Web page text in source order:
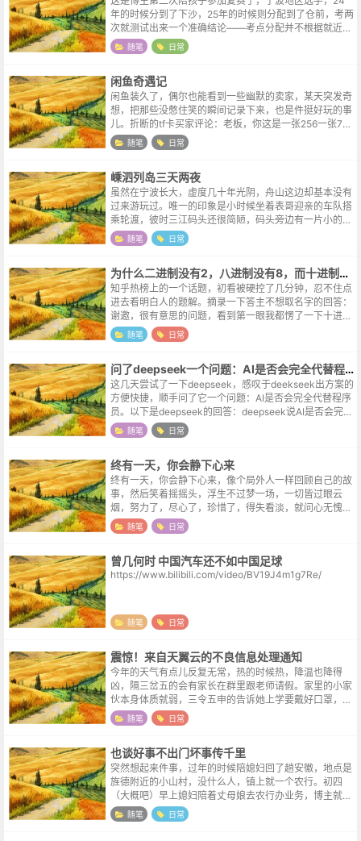
年的时候分到了下沙，25年的时候则分配到了仓前，考两
次就测试出来一个准确结论——考点分配并不根据就近原
则。因为去年酒店不好订，所以今年早早订好了下沙校区
周边的酒店。结果浙江地区的准考证...
随笔 日常
闲鱼奇遇记
闲鱼装久了，偶尔也能看到一些幽默的卖家，某天突发奇
想，把那些没憋住笑的瞬间记录下来，也是件挺好玩的事
儿。折断的tf卡买家评论：老板，你这是一张256一张768
的呀~随笔 日常
嵊泗列岛三天两夜
虽然在宁波长大，虚度几十年光阴，舟山这边却基本没有
过来游玩过。唯一的印象是小时候坐着表哥迎亲的车队搭
乘轮渡，彼时三江码头还很简陋，码头旁边有一片小的滩
涂，有数不清的小螃蟹忽隐互现。朋友邀约去嵊泗列岛
（嵊泗本岛）小聚，民宿的工作人员在线...
随笔 日常
为什么二进制没有2，八进制没有8，而十进制有10？
知乎热榜上的一个话题，初看被硬控了几分钟，忍不住点
进去看明白人的题解。摘录一下答主不想取名字的回答：
谢邀，很有意思的问题，看到第一眼我都愣了一下十进制
有10，但没有十，能明白区别吗？十进制下，有意义的数
字只有0-9，要表达十，就得进一...
随笔 日常
问了deepseek一个问题：AI是否会完全代替程序员
这几天尝试了一下deepseek，感叹于deekseek出方案的
方便快捷，顺手问了它一个问题：AI是否会完全代替程序
员。以下是deepseek的回答：deepseek说AI是否会完全
代替程序员是一个复杂的问题，目前来看，AI更可能成
为...
随笔 日常
终有一天，你会静下心来
终有一天，你会静下心来，像个局外人一样回顾自己的故
事，然后笑着摇摇头，浮生不过梦一场，一切皆过眼云
烟，努力了，尽心了，珍惜了，得失看淡，就问心无愧，
坦然前行，你若不伤，岁月无恙。能够治愈你的，从来都
不是时间，而是内心的那份释怀和明白。...
随笔 日常
曾几何时 中国汽车还不如中国足球
https://www.bilibili.com/video/BV19J4m1g7Re/
随笔 日常
震惊！来自天翼云的不良信息处理通知
今年的天气有点儿反复无常，热的时候热，降温也降得
凶，隔三岔五的会有家长在群里跟老师请假。家里的小家
伙本身体质就弱，三令五申的告诉她上学要戴好口罩，结
果放学去接的时候口罩要么在书包里，要么在衣服口袋
里，上周五的时候看她有点儿咳嗽，等这周...
随笔 日常
也谈好事不出门坏事传千里
突然想起来件事，过年的时候陪媳妇回了趟安徽，地点是
旌德附近的小山村，没什么人，镇上就一个农行。初四
（大概吧）早上媳妇陪着丈母娘去农行办业务，博主就站
银行门口干等，没过一会一辆小车（地方偏僻没什么出租
车，部分私家车主会开车载客作为副业）...
随笔 日常